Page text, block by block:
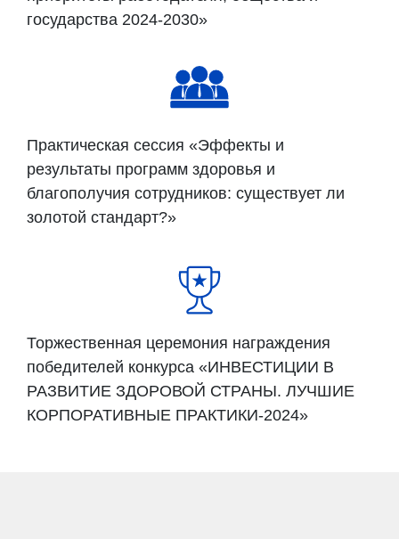
государства 2024-2030»
Практическая сессия «Эффекты и
результаты программ здоровья и
благополучия сотрудников: существует ли
золотой стандарт?»
Торжественная церемония награждения
победителей конкурса «ИНВЕСТИЦИИ В
РАЗВИТИЕ ЗДОРОВОЙ СТРАНЫ. ЛУЧШИЕ
КОРПОРАТИВНЫЕ ПРАКТИКИ-2024»